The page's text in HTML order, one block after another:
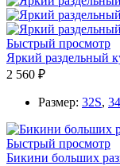
Быстрый просмотр
Яркий раздельный
2 560 ₽
Размер: 32S,
Быстрый просмотр
Бикини больших